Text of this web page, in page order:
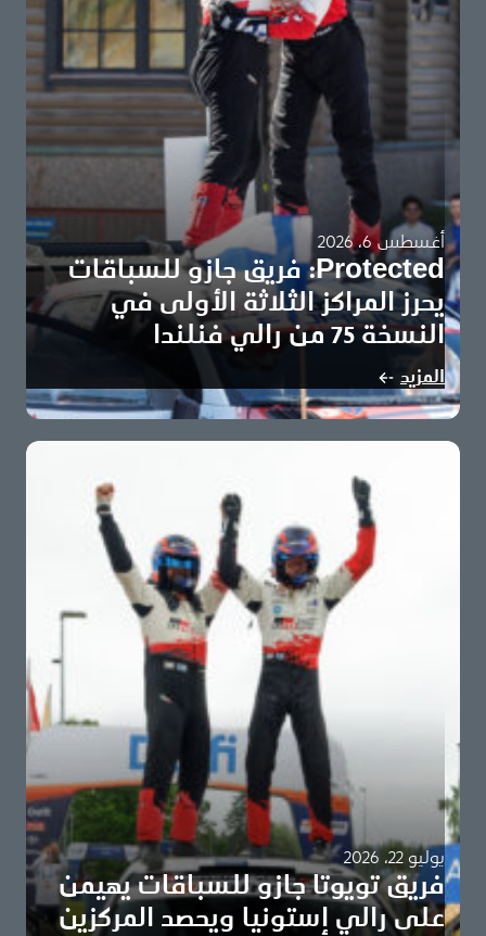
أغسطس 6، 2026
Protected: فريق جازو للسباقات
يحرز المراكز الثلاثة الأولى في
النسخة 75 من رالي فنلندا
There is no excerpt because this is a protected post.
المزيد
يوليو 22، 2026
فريق تويوتا جازو للسباقات يهيمن
على رالي إستونيا ويحصد المركزين